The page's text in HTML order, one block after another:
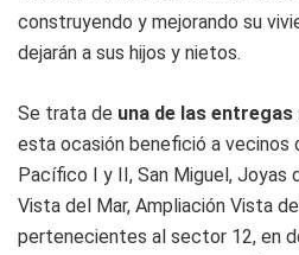
construyendo y mejorando su
dejarán a sus hijos y nietos.
Se trata de una de las
esta ocasión benefició a vecinos
Pacífico I y II, San Miguel, Joyas
Vista del Mar, Ampliación Vista
pertenecientes al sector 12, en